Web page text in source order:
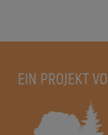
EIN PROJEKT